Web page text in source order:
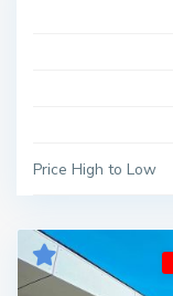
Price High to Low